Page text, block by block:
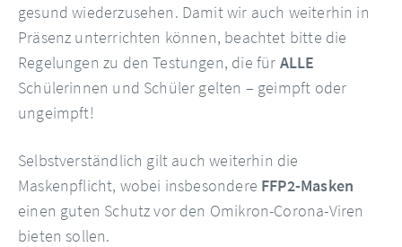
gesund wiederzusehen. Damit wir auch weiterhin in
Präsenz unterrichten können, beachtet bitte die
Regelungen zu den Testungen, die für ALLE
Schülerinnen und Schüler gelten – geimpft oder
ungeimpft!
Selbstverständlich gilt auch weiterhin die
Maskenpflicht, wobei insbesondere FFP2-Masken
einen guten Schutz vor den Omikron-Corona-Viren
bieten sollen.